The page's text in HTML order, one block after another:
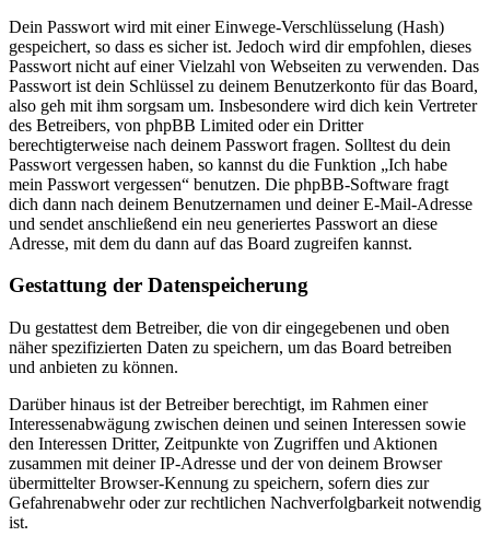
Dein Passwort wird mit einer Einwege-Verschlüsselung (Hash)
gespeichert, so dass es sicher ist. Jedoch wird dir empfohlen, dieses
Passwort nicht auf einer Vielzahl von Webseiten zu verwenden. Das
Passwort ist dein Schlüssel zu deinem Benutzerkonto für das Board,
also geh mit ihm sorgsam um. Insbesondere wird dich kein Vertreter
des Betreibers, von phpBB Limited oder ein Dritter
berechtigterweise nach deinem Passwort fragen. Solltest du dein
Passwort vergessen haben, so kannst du die Funktion „Ich habe
mein Passwort vergessen“ benutzen. Die phpBB-Software fragt
dich dann nach deinem Benutzernamen und deiner E-Mail-Adresse
und sendet anschließend ein neu generiertes Passwort an diese
Adresse, mit dem du dann auf das Board zugreifen kannst.
Gestattung der Datenspeicherung
Du gestattest dem Betreiber, die von dir eingegebenen und oben
näher spezifizierten Daten zu speichern, um das Board betreiben
und anbieten zu können.
Darüber hinaus ist der Betreiber berechtigt, im Rahmen einer
Interessenabwägung zwischen deinen und seinen Interessen sowie
den Interessen Dritter, Zeitpunkte von Zugriffen und Aktionen
zusammen mit deiner IP-Adresse und der von deinem Browser
übermittelter Browser-Kennung zu speichern, sofern dies zur
Gefahrenabwehr oder zur rechtlichen Nachverfolgbarkeit notwendig
ist.